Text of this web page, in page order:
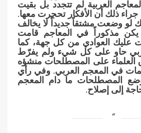
العربية لم تتجدد بل بقيت
ذلك أن الأفكار تحجرت معها.
لو وضعت مشتقاً جديداً لا يخالف
يكن مذكوراً في المعاجم قامت
عليك العوادي من كل جهة، كما
حاو على كل شيء ولم يفرّط
العلماء على المصطلحات منشؤه
في المعجم العربي. وفي رأي
المصطلحات ما دام المعجم
إلى إصلاح.